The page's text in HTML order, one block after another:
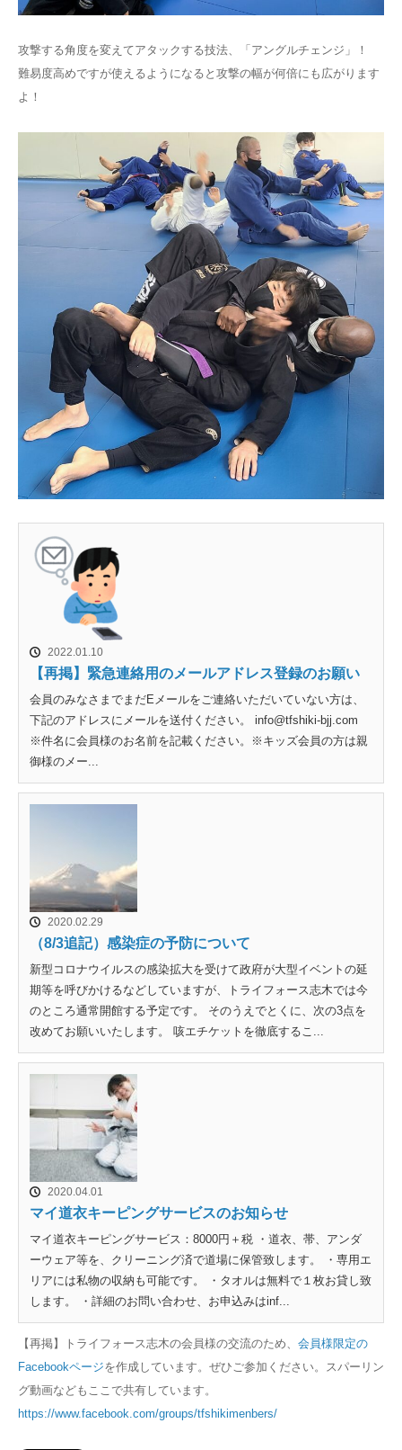
攻撃する角度を変えてアタックする技法、「アングルチェンジ」！
難易度高めですが使えるようになると攻撃の幅が何倍にも広がります
よ！
2022.01.10
【再掲】緊急連絡用のメールアドレス登録のお願い
会員のみなさまでまだEメールをご連絡いただいていない方は、
下記のアドレスにメールを送付ください。 info@tfshiki-bjj.com
※件名に会員様のお名前を記載ください。※キッズ会員の方は親
御様のメー...
2020.02.29
（8/3追記）感染症の予防について
新型コロナウイルスの感染拡大を受けて政府が大型イベントの延
期等を呼びかけるなどしていますが、トライフォース志木では今
のところ通常開館する予定です。 そのうえでとくに、次の3点を
改めてお願いいたします。 咳エチケットを徹底するこ...
2020.04.01
マイ道衣キーピングサービスのお知らせ
マイ道衣キーピングサービス：8000円＋税 ・道衣、帯、アンダ
ーウェア等を、クリーニング済で道場に保管致します。 ・専用エ
リアには私物の収納も可能です。 ・タオルは無料で１枚お貸し致
します。 ・詳細のお問い合わせ、お申込みはinf...
【再掲】トライフォース志木の会員様の交流のため、 会員様限定の
Facebookページを作成しています。ぜひご参加ください。スパーリン
グ動画などもここで共有しています。
https://www.facebook.com/groups/tfshikimenbers/